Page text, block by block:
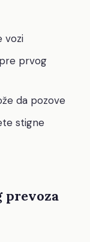
vozi
prvog
da pozove
stigne
prevoza